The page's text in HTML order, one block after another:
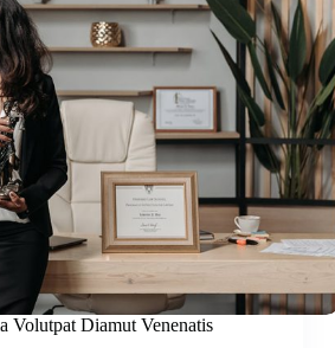
Volutpat Diamut Venenatis